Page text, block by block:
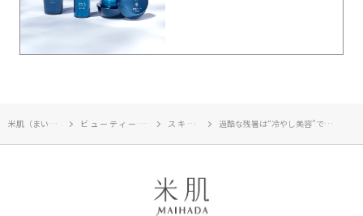
米肌（まいはだ）TOP ビューティージャーナル スキンケア 過酷な残暑は“冷やし美容”で肌も気分もリフレッシュ